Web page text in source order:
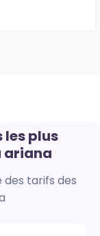
les plus
ariana